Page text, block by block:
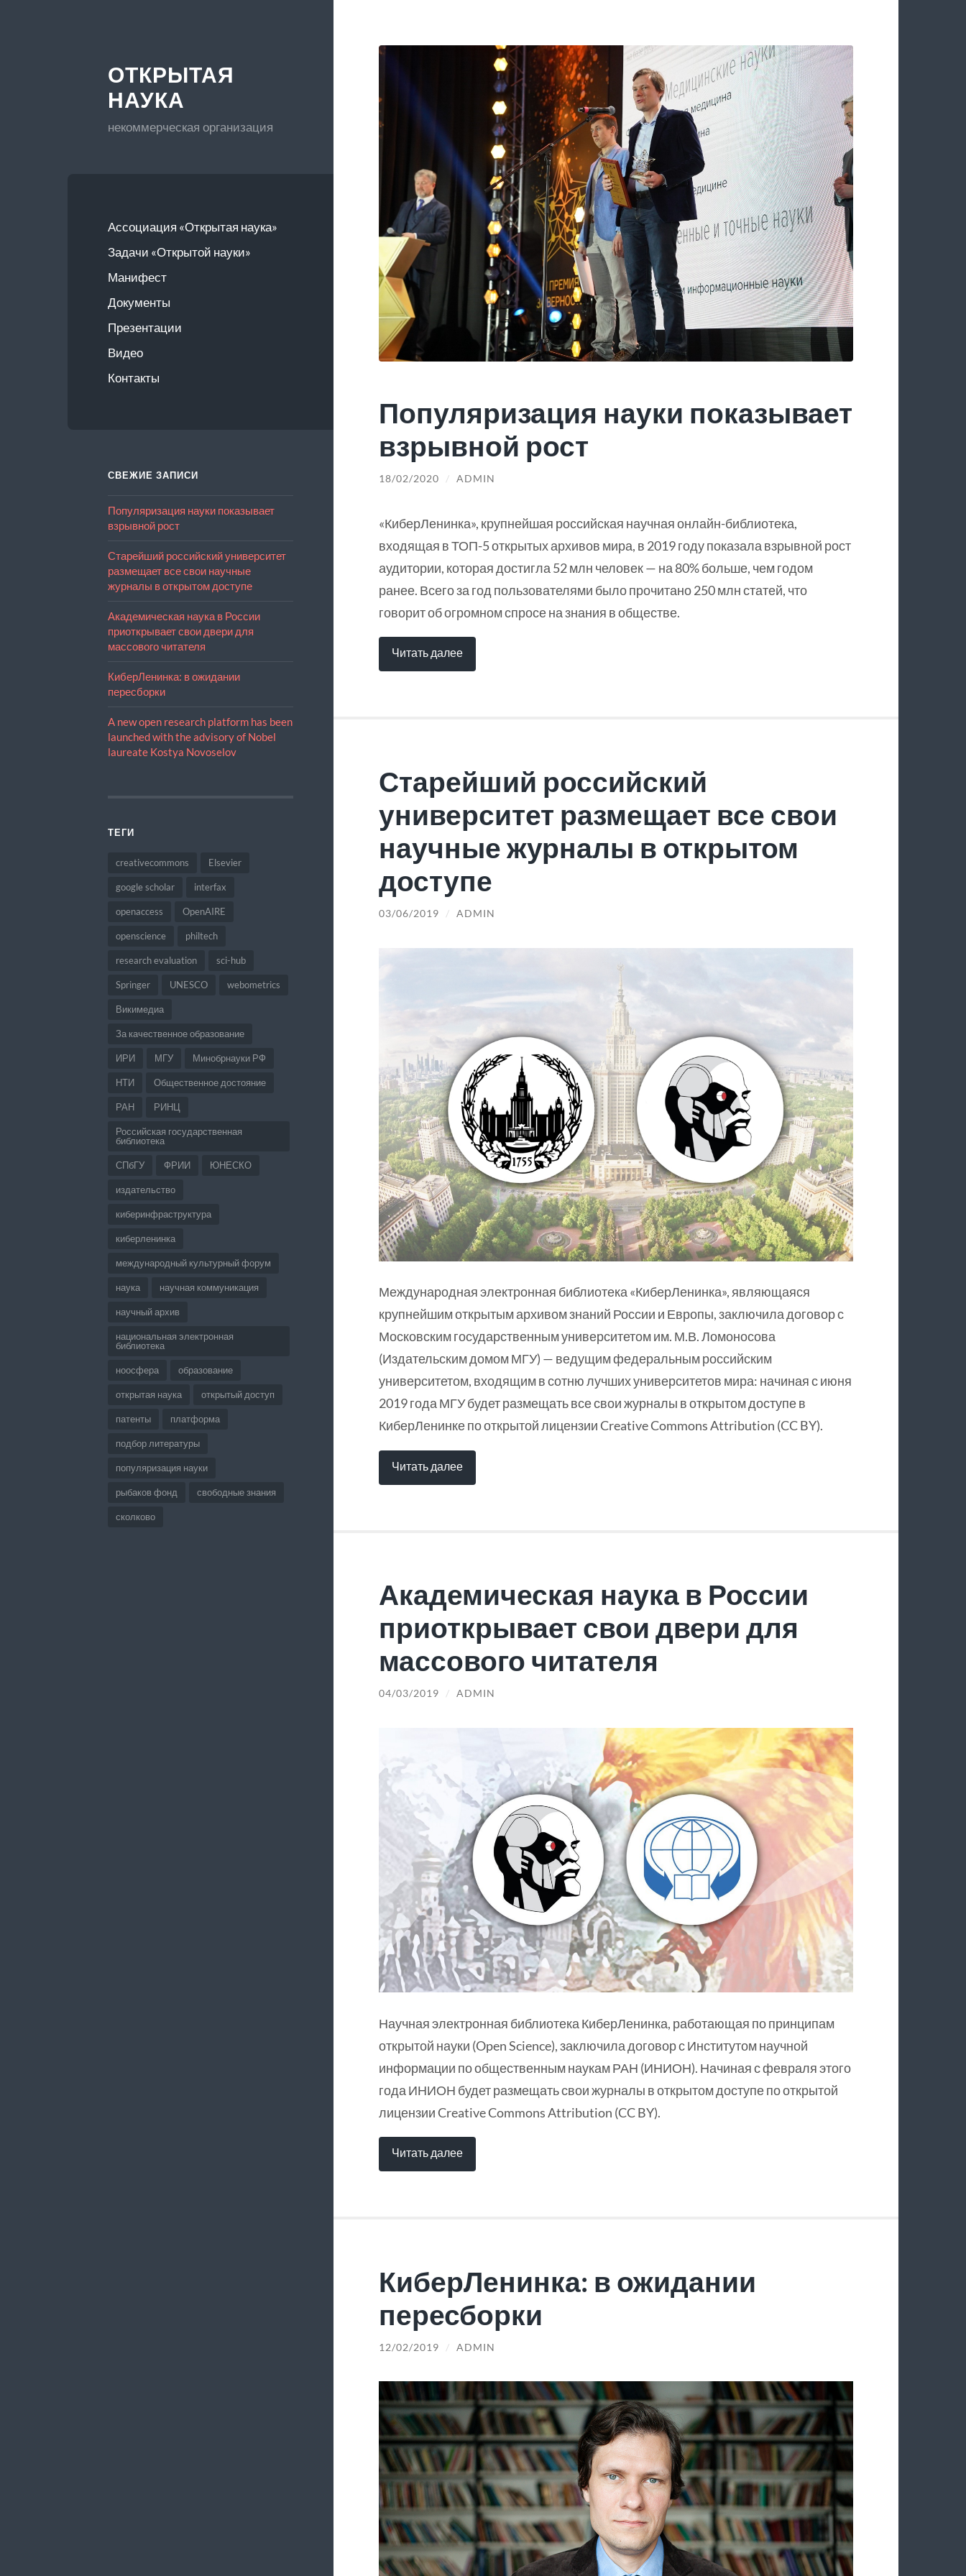
ОТКРЫТАЯ
НАУКА
некоммерческая организация
Ассоциация «Открытая наука»
Задачи «Открытой науки»
Манифест
Документы
Презентации
Видео
Контакты
СВЕЖИЕ ЗАПИСИ
Популяризация науки показывает
взрывной рост
Старейший российский университет
размещает все свои научные
журналы в открытом доступе
Академическая наука в России
приоткрывает свои двери для
массового читателя
КиберЛенинка: в ожидании
пересборки
A new open research platform has been
launched with the advisory of Nobel
laureate Kostya Novoselov
ТЕГИ
creativecommons Elsevier
google scholar interfax
openaccess OpenAIRE
openscience philtech
research evaluation sci-hub
Springer UNESCO webometrics
Викимедиа
За качественное образование
ИРИ МГУ Минобрнауки РФ
НТИ Общественное достояние
РАН РИНЦ
Российская государственная
библиотека
СПбГУ ФРИИ ЮНЕСКО
издательство
киберинфраструктура
киберленинка
международный культурный форум
наука научная коммуникация
научный архив
национальная электронная
библиотека
ноосфера образование
открытая наука открытый доступ
патенты платформа
подбор литературы
популяризация науки
рыбаков фонд свободные знания
сколково
Популяризация науки показывает
взрывной рост
18/02/2020 / ADMIN
«КиберЛенинка», крупнейшая российская научная онлайн-библиотека,
входящая в ТОП-5 открытых архивов мира, в 2019 году показала взрывной рост
аудитории, которая достигла 52 млн человек — на 80% больше, чем годом
ранее. Всего за год пользователями было прочитано 250 млн статей, что
говорит об огромном спросе на знания в обществе.
Читать далее
Старейший российский
университет размещает все свои
научные журналы в открытом
доступе
03/06/2019 / ADMIN
Международная электронная библиотека «КиберЛенинка», являющаяся
крупнейшим открытым архивом знаний России и Европы, заключила договор с
Московским государственным университетом им. М.В. Ломоносова
(Издательским домом МГУ) — ведущим федеральным российским
университетом, входящим в сотню лучших университетов мира: начиная с июня
2019 года МГУ будет размещать все свои журналы в открытом доступе в
КиберЛенинке по открытой лицензии Creative Commons Attribution (CC BY).
Читать далее
Академическая наука в России
приоткрывает свои двери для
массового читателя
04/03/2019 / ADMIN
Научная электронная библиотека КиберЛенинка, работающая по принципам
открытой науки (Open Science), заключила договор с Институтом научной
информации по общественным наукам РАН (ИНИОН). Начиная с февраля этого
года ИНИОН будет размещать свои журналы в открытом доступе по открытой
лицензии Creative Commons Attribution (CC BY).
Читать далее
КиберЛенинка: в ожидании
пересборки
12/02/2019 / ADMIN